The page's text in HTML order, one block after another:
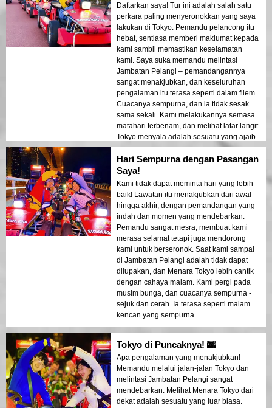
Daftarkan saya! Tur ini adalah salah satu
perkara paling menyeronokkan yang saya
lakukan di Tokyo. Pemandu pelancong itu
hebat, sentiasa memberi maklumat kepada
kami sambil memastikan keselamatan
kami. Saya suka memandu melintasi
Jambatan Pelangi – pemandangannya
sangat menakjubkan, dan keseluruhan
pengalaman itu terasa seperti dalam filem.
Cuacanya sempurna, dan ia tidak sesak
sama sekali. Kami melakukannya semasa
matahari terbenam, dan melihat latar langit
Tokyo menyala adalah sesuatu yang ajaib.
Sangat disyorkan!
Hari Sempurna dengan Pasangan
Saya!
Kami tidak dapat meminta hari yang lebih
baik! Lawatan itu menakjubkan dari awal
hingga akhir, dengan pemandangan yang
indah dan momen yang mendebarkan.
Pemandu sangat mesra, membuat kami
merasa selamat tetapi juga mendorong
kami untuk berseronok. Saat kami sampai
di Jambatan Pelangi adalah tidak dapat
dilupakan, dan Menara Tokyo lebih cantik
dengan cahaya malam. Kami pergi pada
musim bunga, dan cuacanya sempurna -
sejuk dan cerah. Ia terasa seperti malam
kencan yang sempurna.
Tokyo di Puncaknya! 🌆
Apa pengalaman yang menakjubkan!
Memandu melalui jalan-jalan Tokyo dan
melintasi Jambatan Pelangi sangat
mendebarkan. Melihat Menara Tokyo dari
dekat adalah sesuatu yang luar biasa.